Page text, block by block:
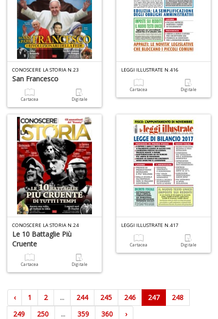
CONOSCERE LA STORIA N.23
San Francesco
Cartacea Digitale
LEGGI ILLUSTRATE N.416
Cartacea Digitale
CONOSCERE LA STORIA N.24
Le 10 Battaglie Più
Cruente
Cartacea Digitale
LEGGI ILLUSTRATE N.417
Cartacea Digitale
‹ 1 2 ... 244 245 246 247
248
249
250 ... 359 360 ›